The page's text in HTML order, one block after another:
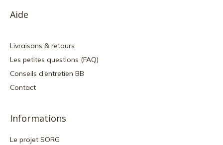
Aide
Livraisons & retours
Les petites questions (FAQ)
Conseils d’entretien BB
Contact
Informations
Le projet SORG